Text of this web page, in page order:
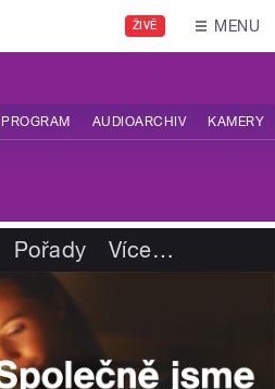
ŽIVĚ MENU
PROGRAM AUDIOARCHIV KAMERY
Pořady Více…